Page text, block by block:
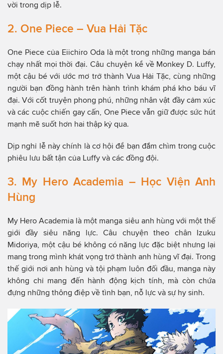
vời trong dịp lễ.
2. One Piece – Vua Hải Tặc
One Piece của Eiichiro Oda là một trong những manga bán
chạy nhất mọi thời đại. Câu chuyện kể về Monkey D. Luffy,
một cậu bé với ước mơ trở thành Vua Hải Tặc, cùng những
người bạn đồng hành trên hành trình khám phá kho báu vĩ
đại. Với cốt truyện phong phú, những nhân vật đầy cảm xúc
và các cuộc chiến gay cấn, One Piece vẫn giữ được sức hút
mạnh mẽ suốt hơn hai thập kỷ qua.
Dịp nghỉ lễ này chính là cơ hội để bạn đắm chìm trong cuộc
phiêu lưu bất tận của Luffy và các đồng đội.
3. My Hero Academia – Học Viện Anh
Hùng
My Hero Academia là một manga siêu anh hùng với một thế
giới đầy siêu năng lực. Câu chuyện theo chân Izuku
Midoriya, một cậu bé không có năng lực đặc biệt nhưng lại
mang trong mình khát vọng trở thành anh hùng vĩ đại. Trong
thế giới nơi anh hùng và tội phạm luôn đối đầu, manga này
không chỉ mang đến hành động kịch tính, mà còn chứa
đựng những thông điệp về tình bạn, nỗ lực và sự hy sinh.